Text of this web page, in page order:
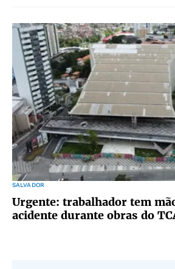
SALVADOR
Urgente: trabalhador tem
acidente durante obras do